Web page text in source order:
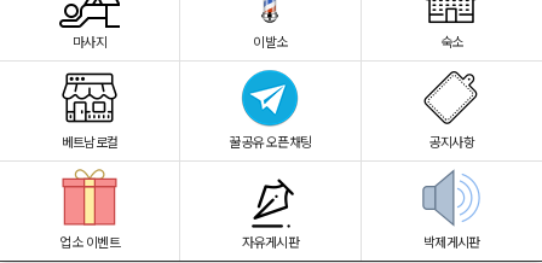
마사지 이발소 숙소
베트남로컬 꿀공유 오픈채팅 공지사항
업소 이벤트 자유게시판 박제게시판